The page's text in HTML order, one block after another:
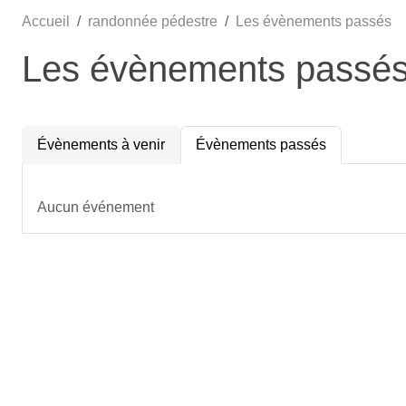
Accueil randonnée pédestre Les évènements passés
Les évènements
Évènements à venir Évènements passés
Aucun événement